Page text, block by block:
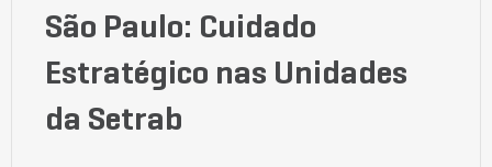
São Paulo: Cuidado
Estratégico nas Unidades
da Setrab